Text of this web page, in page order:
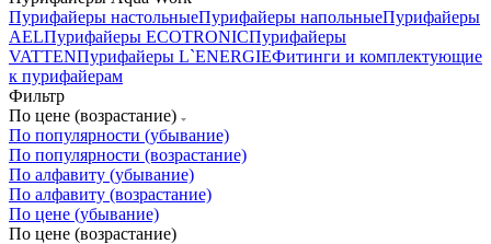
Пурифайеры настольныеПурифайеры напольныеПурифайеры
AELПурифайеры ECOTRONICПурифайеры
VATTENПурифайеры L`ENERGIEФитинги и комплектующие
к пурифайерам
Фильтр
По цене (возрастание)
По популярности (убывание)
По популярности (возрастание)
По алфавиту (убывание)
По алфавиту (возрастание)
По цене (убывание)
По цене (возрастание)